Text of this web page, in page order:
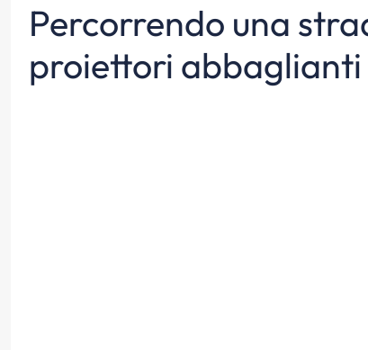
Percorrendo una
proiettori abbaglianti